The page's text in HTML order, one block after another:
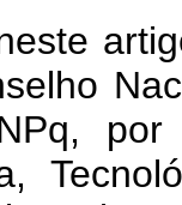
por